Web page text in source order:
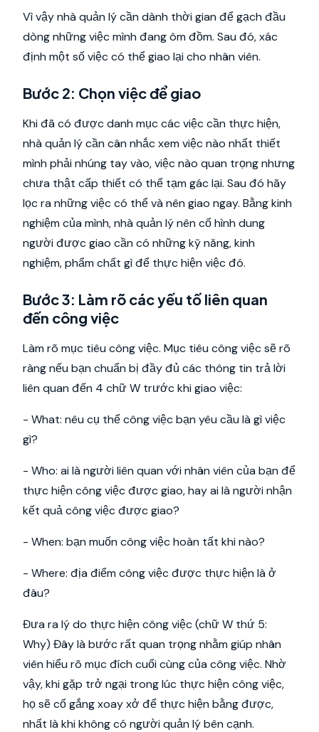
Vì vậy nhà quản lý cần dành thời gian để gạch đầu
dòng những việc mình đang ôm đồm. Sau đó, xác
định một số việc có thể giao lại cho nhân viên.
Bước 2: Chọn việc để giao
Khi đã có được danh mục các việc cần thực hiện,
nhà quản lý cần cân nhắc xem việc nào nhất thiết
mình phải nhúng tay vào, việc nào quan trọng nhưng
chưa thật cấp thiết có thể tạm gác lại. Sau đó hãy
lọc ra những việc có thể và nên giao ngay. Bằng kinh
nghiệm của mình, nhà quản lý nên cố hình dung
người được giao cần có những kỹ năng, kinh
nghiệm, phẩm chất gì để thực hiện việc đó.
Bước 3: Làm rõ các yếu tố liên quan
đến công việc
Làm rõ mục tiêu công việc. Mục tiêu công việc sẽ rõ
ràng nếu bạn chuẩn bị đầy đủ các thông tin trả lời
liên quan đến 4 chữ W trước khi giao việc:
- What: nêu cụ thể công việc bạn yêu cầu là gì việc
gì?
- Who: ai là người liên quan với nhân viên của bạn để
thực hiện công việc được giao, hay ai là người nhận
kết quả công việc được giao?
- When: bạn muốn công việc hoàn tất khi nào?
- Where: địa điểm công việc được thực hiện là ở
đâu?
Đưa ra lý do thực hiện công việc (chữ W thứ 5:
Why) Đây là bước rất quan trọng nhằm giúp nhân
viên hiểu rõ mục đích cuối cùng của công việc. Nhờ
vậy, khi gặp trở ngại trong lúc thực hiện công việc,
họ sẽ cố gắng xoay xở để thực hiện bằng được,
nhất là khi không có người quản lý bên cạnh.